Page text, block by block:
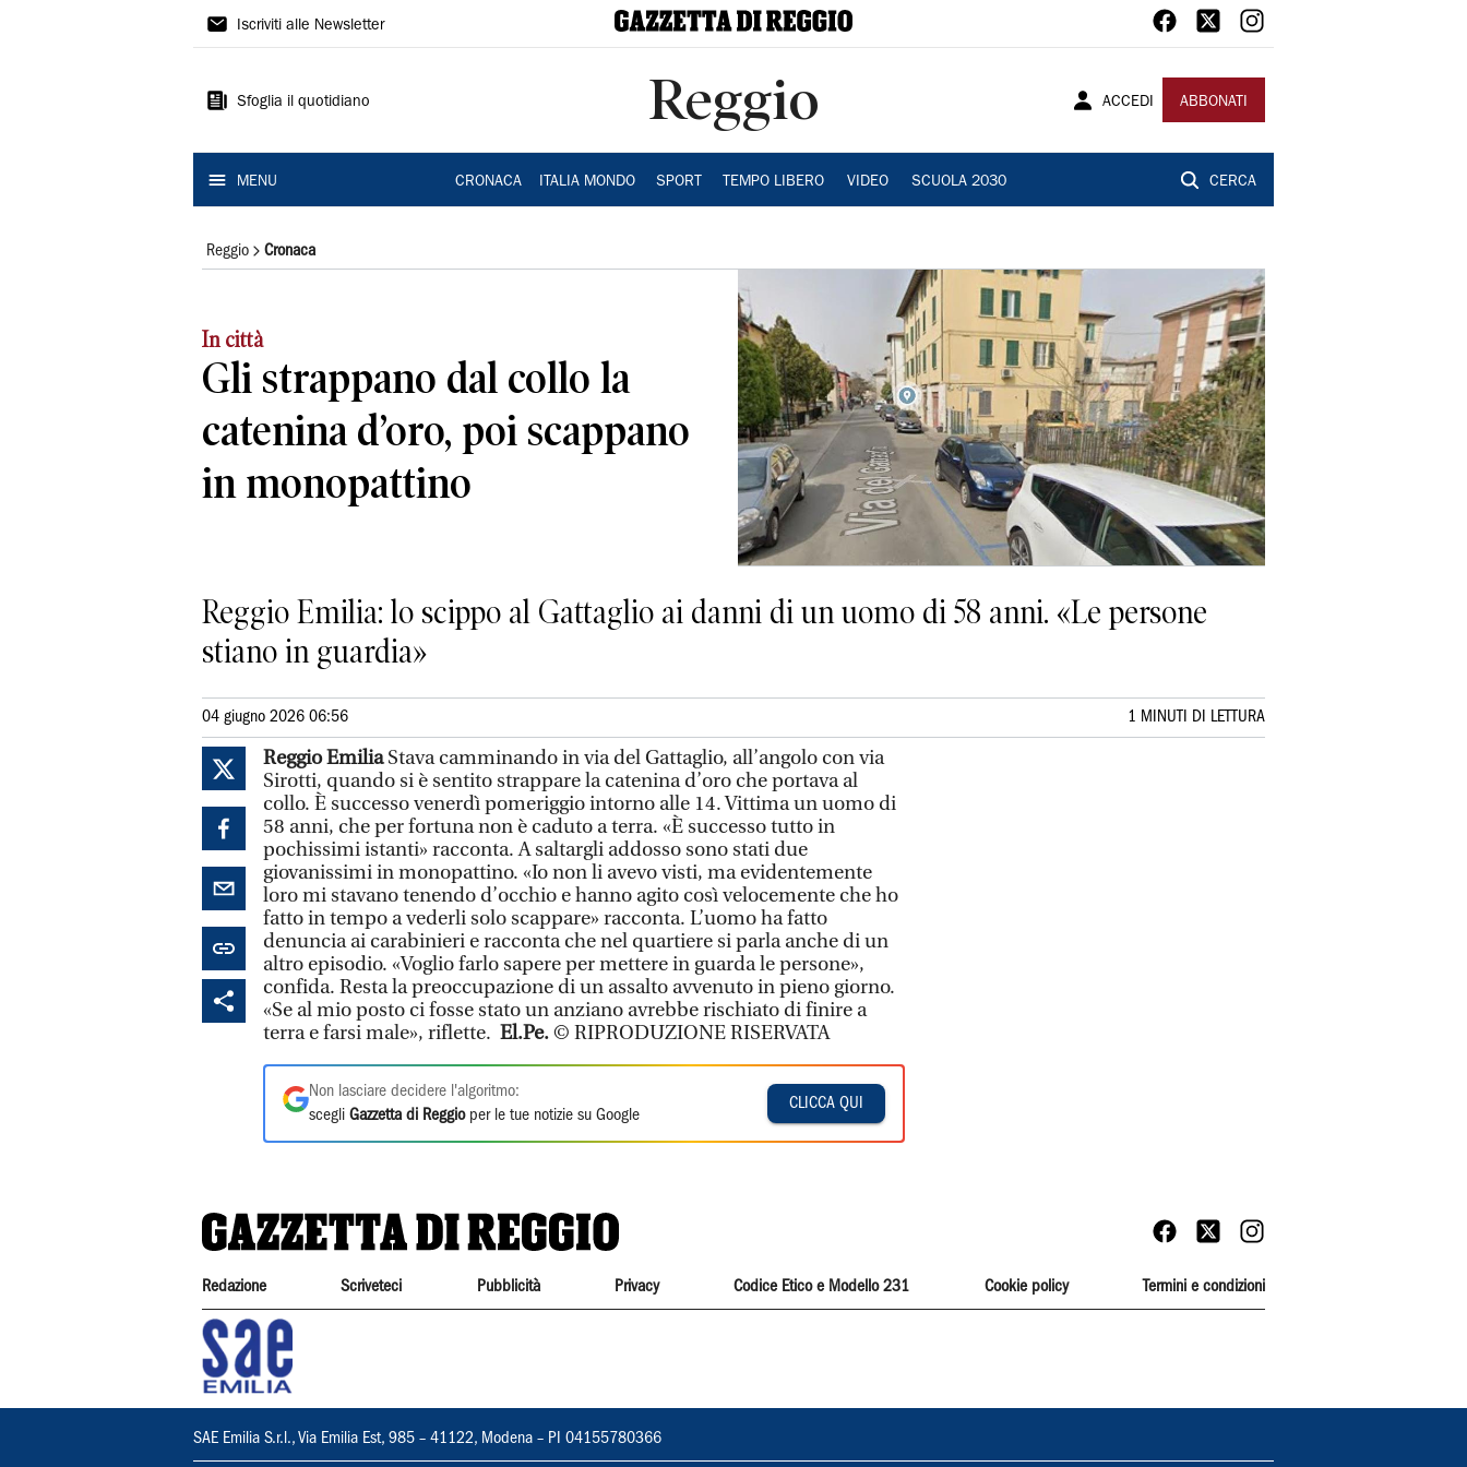
Gazzetta
Reggio
Iscriviti alle Newsletter
Sfoglia il quotidiano Reggio ACCEDI ABBONATI
MENU CRONACA ITALIA MONDO SPORT TEMPO LIBERO VIDEO SCUOLA 2030 CERCA
Reggio Cronaca
In città
Gli strappano dal collo la
catenina d’oro, poi scappano
in monopattino
Reggio Emilia: lo scippo al Gattaglio ai danni di un uomo di 58 anni. «Le persone
stiano in guardia»
04 giugno 2026 06:56 1 MINUTI DI LETTURA
Reggio EmiliaStava camminando in via del Gattaglio, all’angolo con via
Sirotti, quando si è sentito strappare la catenina d’oro che portava al
collo. È successo venerdì pomeriggio intorno alle 14. Vittima un uomo di
58 anni, che per fortuna non è caduto a terra. «È successo tutto in
pochissimi istanti» racconta. A saltargli addosso sono stati due
giovanissimi in monopattino. «Io non li avevo visti, ma evidentemente
loro mi stavano tenendo d’occhio e hanno agito così velocemente che ho
fatto in tempo a vederli solo scappare» racconta. L’uomo ha fatto
denuncia ai carabinieri e racconta che nel quartiere si parla anche di un
altro episodio. «Voglio farlo sapere per mettere in guarda le persone»,
confida. Resta la preoccupazione di un assalto avvenuto in pieno giorno.
«Se al mio posto ci fosse stato un anziano avrebbe rischiato di finire a
terra e farsi male», riflette. El.Pe.© RIPRODUZIONE RISERVATA
Non lasciare decidere l'algoritmo:
scegli Gazzetta di Reggioper le tue notizie su Google
CLICCA QUI
Redazione Scriveteci Pubblicità Privacy Codice Etico e Modello 231 Cookie policy Termini e condizioni
SAE Emilia S.r.l., Via Emilia Est, 985 – 41122, Modena – PI 04155780366